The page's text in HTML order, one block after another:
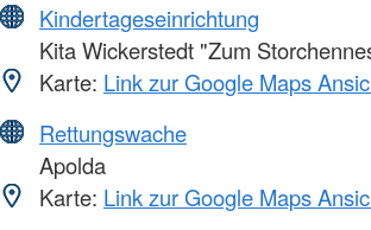
Kindertageseinrichtung
Kita Wickerstedt "Zum
Karte: Link zur Google Maps
Rettungswache
Apolda
Karte: Link zur Google Maps